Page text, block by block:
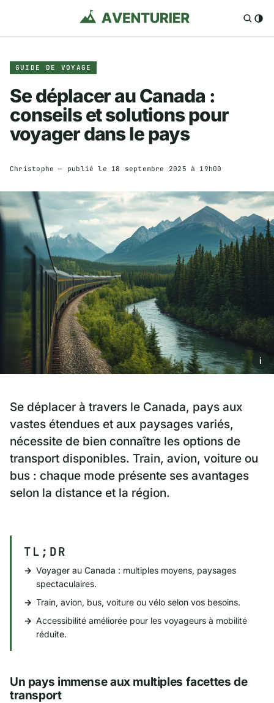
GUIDE DE VOYAGE
Se déplacer au Canada :
conseils et solutions pour
voyager dans le pays
Christophe — publié le 18 septembre 2025 à 19h00
i
Se déplacer à travers le Canada, pays aux
vastes étendues et aux paysages variés,
nécessite de bien connaître les options de
transport disponibles. Train, avion, voiture ou
bus : chaque mode présente ses avantages
selon la distance et la région.
TL;DR
Voyager au Canada : multiples moyens, paysages
spectaculaires.
Train, avion, bus, voiture ou vélo selon vos besoins.
Accessibilité améliorée pour les voyageurs à mobilité
réduite.
Un pays immense aux multiples facettes de
transport